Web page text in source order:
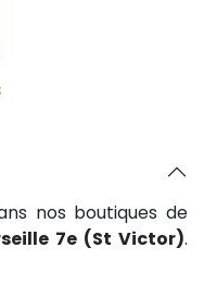
nos boutiques de
7e (St Victor).